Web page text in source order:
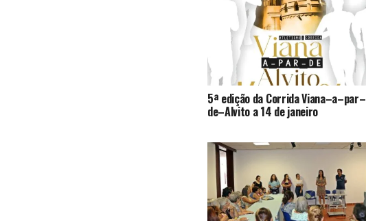
5ª edição da Corrida Viana–a–par–
de–Alvito a 14 de janeiro